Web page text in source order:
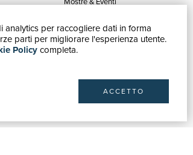
analytics per raccogliere dati in forma
parti per migliorare l'esperienza utente.
Policycompleta.
ACCETTO
Blog
Vendi con noi